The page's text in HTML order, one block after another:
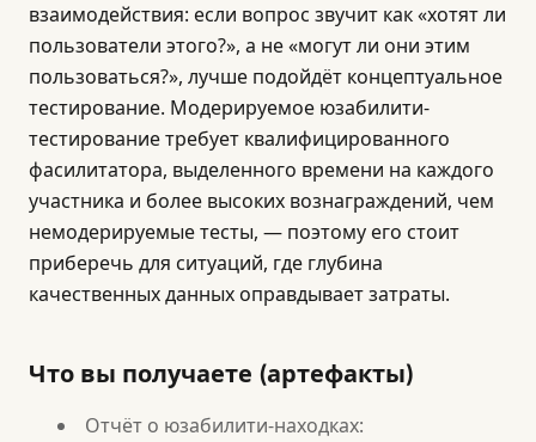
взаимодействия: если вопрос звучит как «хотят ли
пользователи этого?», а не «могут ли они этим
пользоваться?», лучше подойдёт концептуальное
тестирование. Модерируемое юзабилити-
тестирование требует квалифицированного
фасилитатора, выделенного времени на каждого
участника и более высоких вознаграждений, чем
немодерируемые тесты, — поэтому его стоит
приберечь для ситуаций, где глубина
качественных данных оправдывает затраты.
Что вы получаете (артефакты)
Отчёт о юзабилити-находках: